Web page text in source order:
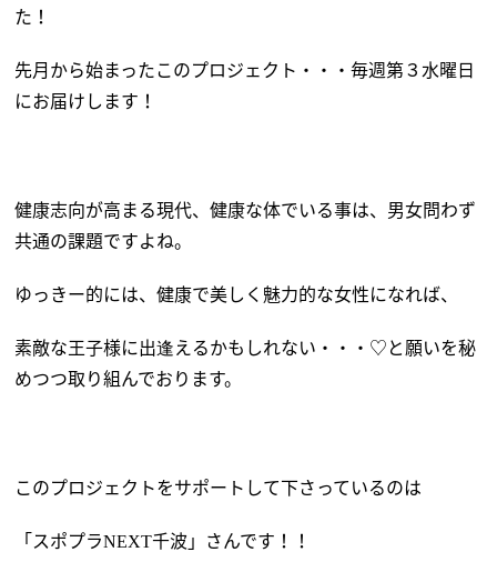
た！
先月から始まったこのプロジェクト・・・毎週第３水曜日
にお届けします！
健康志向が高まる現代、健康な体でいる事は、男女問わず
共通の課題ですよね。
ゆっきー的には、健康で美しく魅力的な女性になれば、
素敵な王子様に出逢えるかもしれない・・・♡と願いを秘
めつつ取り組んでおります。
このプロジェクトをサポートして下さっているのは
「スポプラNEXT千波」さんです！！